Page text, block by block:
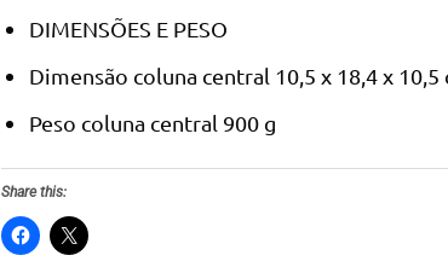
DIMENSÕES E PESO
Dimensão coluna central 10,5 x 18,4 x 10,5
Peso coluna central 900 g
Share this: